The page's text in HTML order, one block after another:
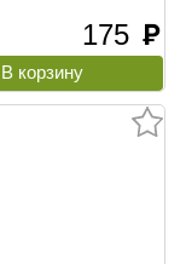
175 руб